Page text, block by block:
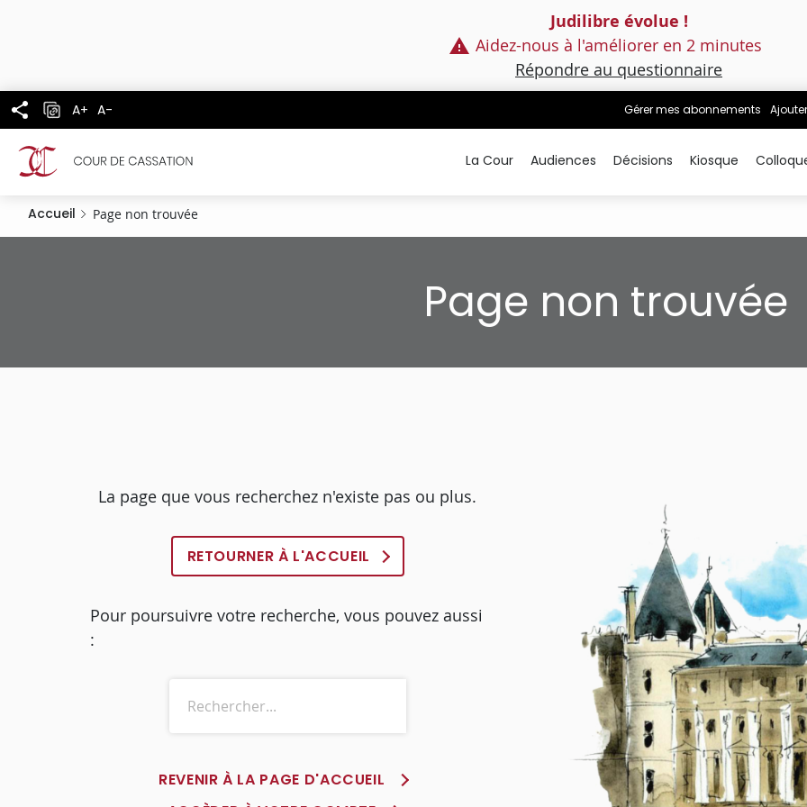
Judilibre évolue !
Aidez-nous à l'améliorer en 2 minutes
Répondre au questionnaire
A+ A- Gérer mes abonnements
La Cour Audiences Décisions Kiosque
Accueil Page non trouvée
Page non trouvée
La page que vous recherchez n'existe pas ou plus.
RETOURNER À L'ACCUEIL
Pour poursuivre votre recherche, vous pouvez aussi
:
REVENIR À LA PAGE D'ACCUEIL